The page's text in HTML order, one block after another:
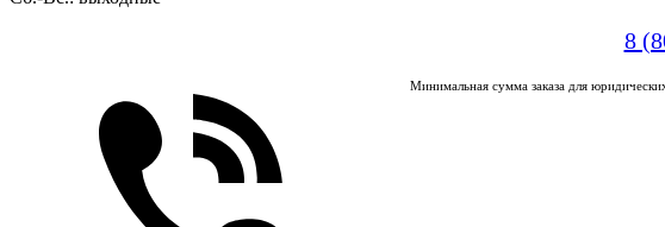
8
Минимальная сумма заказа для